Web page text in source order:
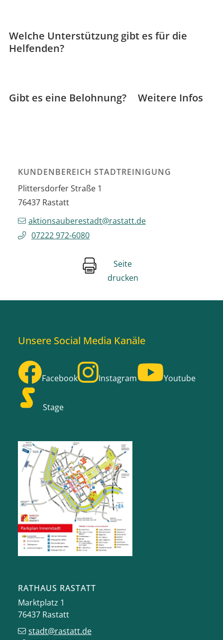
Welche Unterstützung gibt es für die
Helfenden?
Gibt es eine Belohnung? Weitere Infos
KUNDENBEREICH STADTREINIGUNG
Plittersdorfer Straße 1
76437 Rastatt
aktionsauberestadt@rastatt.de
07222 972-6080
Seite
drucken
Unsere Social Media Kanäle
Facebook Instagram Youtube
Stage
RATHAUS RASTATT
Marktplatz 1
76437 Rastatt
stadt@rastatt.de